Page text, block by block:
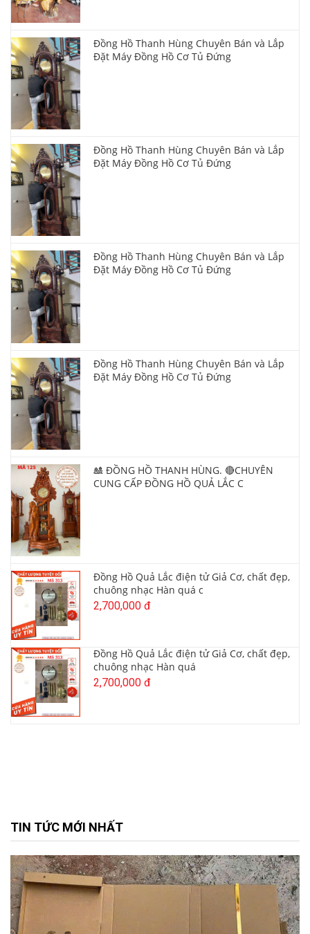
Đồng Hồ Thanh Hùng Chuyên Bán và Lắp
Đặt Máy Đồng Hồ Cơ Tủ Đứng
Đồng Hồ Thanh Hùng Chuyên Bán và Lắp
Đặt Máy Đồng Hồ Cơ Tủ Đứng
Đồng Hồ Thanh Hùng Chuyên Bán và Lắp
Đặt Máy Đồng Hồ Cơ Tủ Đứng
Đồng Hồ Thanh Hùng Chuyên Bán và Lắp
Đặt Máy Đồng Hồ Cơ Tủ Đứng
🎎 ĐỒNG HỒ THANH HÙNG. 🔴CHUYÊN
CUNG CẤP ĐỒNG HỒ QUẢ LẮC C
Đồng Hồ Quả Lắc điện tử Giả Cơ, chất đẹp,
chuông nhạc Hàn quá c
2,700,000 đ
Đồng Hồ Quả Lắc điện tử Giả Cơ, chất đẹp,
chuông nhạc Hàn quá
2,700,000 đ
TIN TỨC MỚI NHẤT